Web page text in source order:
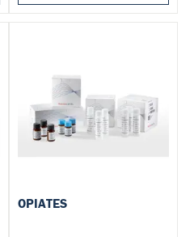
OPIATES